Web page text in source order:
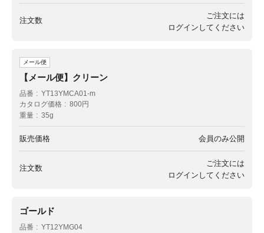
注文数
ご注文には
ログイン してください
メール便
【メール便】クリーン
品番
YT13YMCA01-m
カタログ価格
800円
重量
35g
販売価格 会員のみ公開
注文数
ご注文には
ログイン してください
ゴールド
品番
YT12YMG04